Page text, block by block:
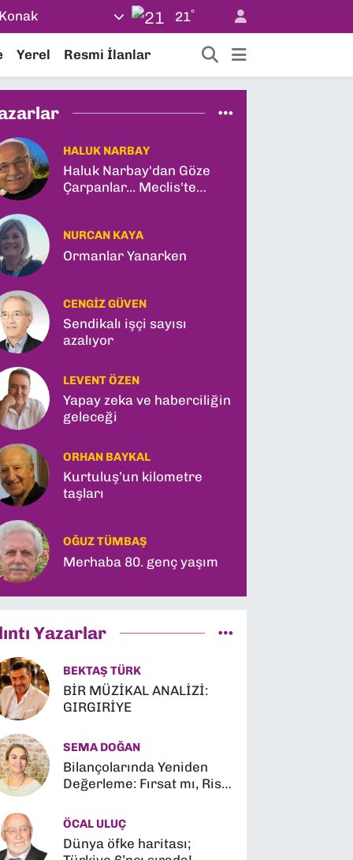
Konak 21°
Yerel Resmi İlanlar
HALUK NARBAY
Haluk Narbay'dan Göze
Çarpanlar... Meclis'te
NURCAN KAYA
Ormanlar Yanarken
CENGIZ GÜVEN
Sendikalı işçi sayısı
azalıyor
LEVENT ÖZEN
Yapay zeka ve haberciliğin
geleceği
ORHAN BAYKAL
Kurtuluş’un kilometre
taşları
OĞUZ TÜMBAŞ
Merhaba 80. genç yaşım
Yazarlar
BEKTAŞ TÜRK
BİR MÜZİKAL ANALİZİ:
GIRGIRİYE
SEMA DOĞAN
Bilançolarında Yeniden
Değerleme: Fırsat mı, Risk
ÖCAL ULUÇ
Dünya öfke haritası;